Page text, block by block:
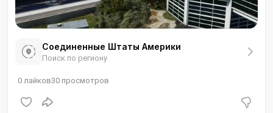
Соединенные Штаты Америки
Поиск по региону
0 лайков30 просмотров